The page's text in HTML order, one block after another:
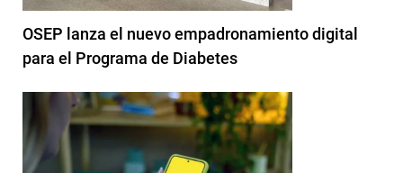
OSEP lanza el nuevo empadronamiento digital
para el Programa de Diabetes